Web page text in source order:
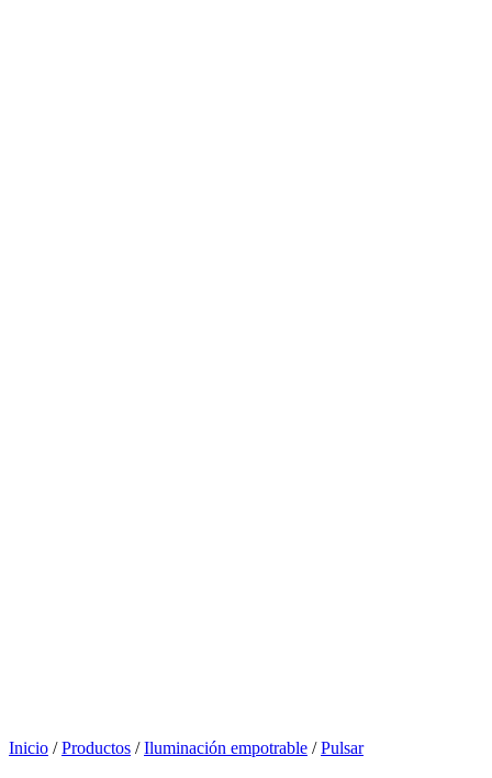
Inicio / Productos / Iluminación empotrable / Pulsar